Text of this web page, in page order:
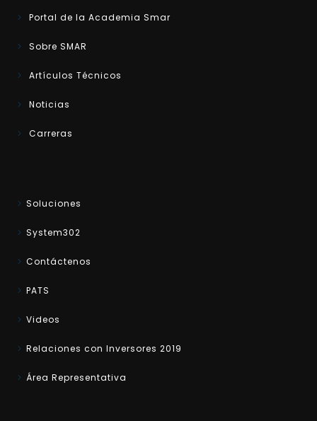
Portal de la Academia Smar
Sobre SMAR
Artículos Técnicos
Noticias
Carreras
Soluciones
System302
Contáctenos
PATS
Videos
Relaciones con Inversores 2019
Área Representativa